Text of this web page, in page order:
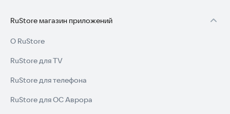
RuStore магазин приложений
О RuStore
RuStore для TV
RuStore для телефона
RuStore для ОС Аврора